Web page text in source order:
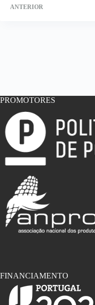
ANTERIOR
PROMOTORES
FINANCIAMENTO